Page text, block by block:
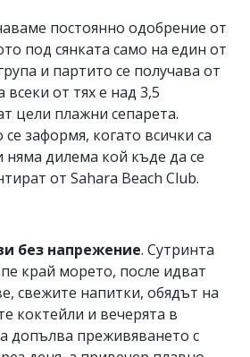
постоянно одобрение от
под сянката само на един от
и партито се получава от
от тях е над 3,5
цели плажни сепарета.
заформя, когато всички са
няма дилема кой къде да се
от Sahara Beach Club.
без напрежение. Сутринта
край морето, после идват
свежите напитки, обядът на
коктейли и вечерята в
допълва преживяването с